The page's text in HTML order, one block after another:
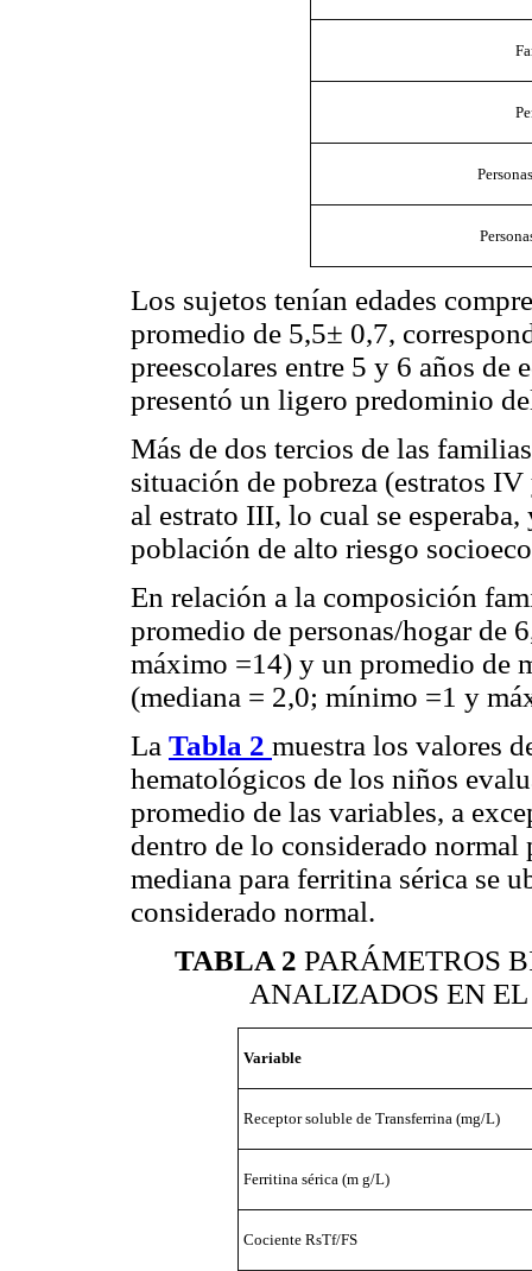
Los sujetos tenían edades
promedio de 5,5± 0,7,
preescolares entre 5 y 6 años
presentó un ligero predominio
Más de dos tercios de las
situación de pobreza (estratos
al estrato III, lo cual se
población de alto riesgo
En relación a la composición
promedio de personas/hogar de
máximo =14) y un promedio de
(mediana = 2,0; mínimo =1 y
La Tabla 2 muestra los valores
hematológicos de los niños
promedio de las variables, a
dentro de lo considerado
mediana para ferritina sérica se
considerado normal.
TABLA 2 PARÁMETROS
ANALIZADOS EN
Variable
Receptor soluble de Transferrina (mg/L)
Ferritina sérica (m g/L)
Cociente RsTf/FS